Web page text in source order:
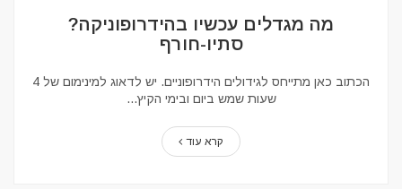
מה מגדלים עכשיו בהידרופוניקה?
סתיו-חורף
הכתוב כאן מתייחס לגידולים הידרופוניים. יש לדאוג למינימום של 4
שעות שמש ביום ובימי הקיץ...
קרא עוד